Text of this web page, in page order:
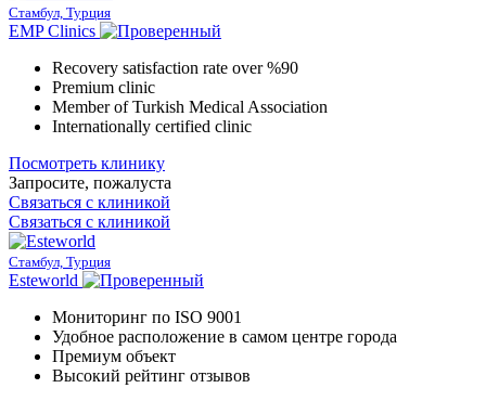
Стамбул, Турция
EMP Clinics
Recovery satisfaction rate over %90
Premium clinic
Member of Turkish Medical Association
Internationally certified clinic
Посмотреть клинику
Запросите, пожалуста
Связаться с клиникой
Связаться с клиникой
Стамбул, Турция
Esteworld
Мониторинг по ISO 9001
Удобное расположение в самом центре города
Премиум объект
Высокий рейтинг отзывов